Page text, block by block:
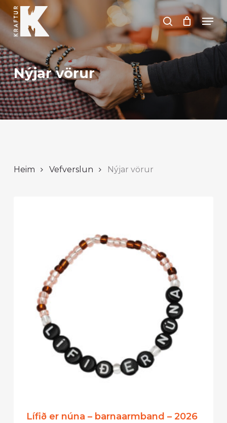
Skip
to
main
content
search
Nýjar vörur
Heim Vefverslun Nýjar vörur
Lífið er núna – barnaarmband – 2026
Close
Menu